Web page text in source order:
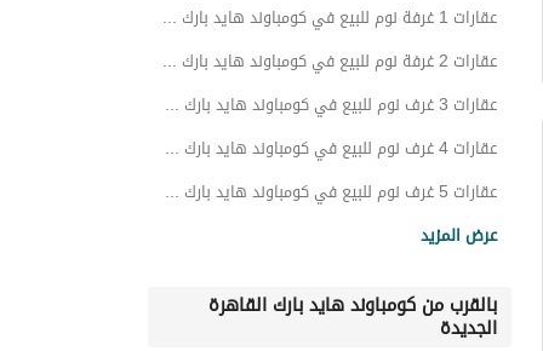
عقارات 1 غرفة نوم للبيع في كومباوند هايد بارك القاهرة الجديدة
عقارات 2 غرفة نوم للبيع في كومباوند هايد بارك القاهرة الجديدة
عقارات 3 غرف نوم للبيع في كومباوند هايد بارك القاهرة الجديدة
عقارات 4 غرف نوم للبيع في كومباوند هايد بارك القاهرة الجديدة
عقارات 5 غرف نوم للبيع في كومباوند هايد بارك القاهرة الجديدة
تاون هاوس للبيع في كومباوند هايد بارك القاهرة الجديدة
عرض المزيد
بالقرب من كومباوند هايد بارك القاهرة
الجديدة